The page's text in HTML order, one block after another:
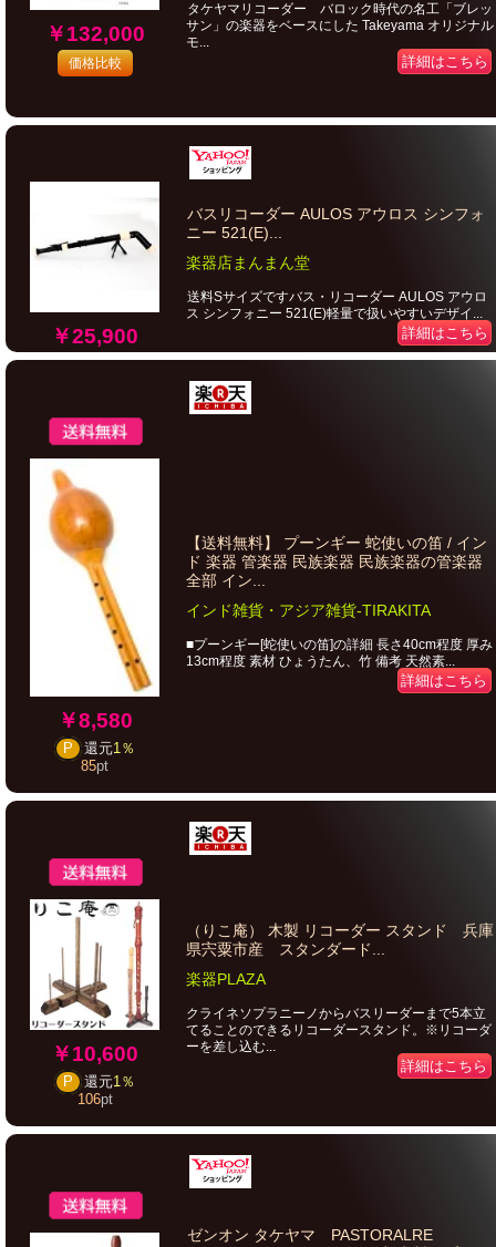
￥132,000
価格比較
タケヤマリコーダー バロック時代の名工「ブレッ
サン」の楽器をベースにした Takeyama オリジナル
モ...
詳細はこちら
￥25,900
バスリコーダー AULOS アウロス シンフォ
ニー 521(E)...
楽器店まんまん堂
送料Sサイズですバス・リコーダー AULOS アウロ
ス シンフォニー 521(E)軽量で扱いやすいデザイ...
詳細はこちら
￥8,580
P 還元1％
85pt
【送料無料】 プーンギー 蛇使いの笛 / イン
ド 楽器 管楽器 民族楽器 民族楽器の管楽器
全部 イン...
インド雑貨・アジア雑貨-TIRAKITA
■プーンギー[蛇使いの笛]の詳細 長さ40cm程度 厚み
13cm程度 素材 ひょうたん、竹 備考 天然素...
詳細はこちら
￥10,600
P 還元1％
106pt
（りこ庵） 木製 リコーダー スタンド 兵庫
県宍粟市産 スタンダード...
楽器PLAZA
クライネソプラニーノからバスリーダーまで5本立
てることのできるリコーダースタンド。※リコーダ
ーを差し込む...
詳細はこちら
ゼンオン タケヤマ PASTORALRE